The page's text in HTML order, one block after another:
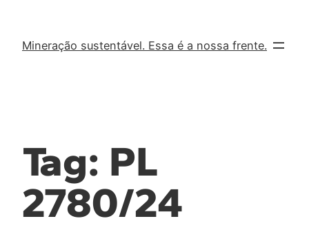
Mineração sustentável. Essa é a nossa frente.
Tag: PL
2780/24